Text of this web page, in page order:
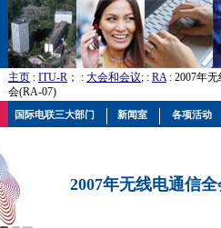
主页 : ITU-R ； : 大会和会议; : RA: 2007年
会(RA-07)
2007年无线电通信
国际电联三大部门 新闻室 各项活动